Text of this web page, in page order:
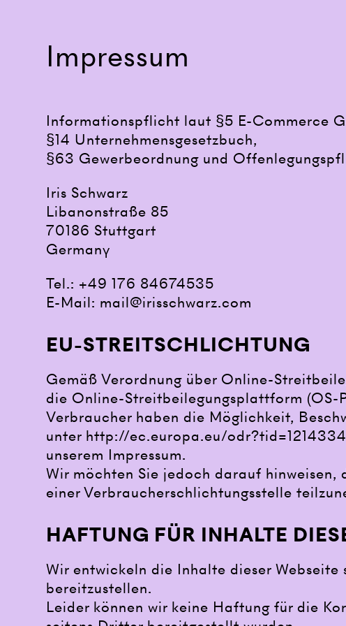
Impressum
Informationspflicht laut §5 E-Commerce
§14 Unternehmensgesetzbuch,
§63 Gewerbeordnung und
Iris Schwarz
Libanonstraße 85
70186 Stuttgart
Germany
Tel.: +49 176 84674535
E-Mail: mail@irisschwarz.com
EU-STREITSCHLICHTUNG
Gemäß Verordnung über Online-
die Online-Streitbeilegungsplattform
Verbraucher haben die Möglichkeit,
unter http://ec.europa.eu/
unserem Impressum.
Wir möchten Sie jedoch darauf
einer Verbraucherschlichtungsstelle
HAFTUNG FÜR INHALTE
Wir entwickeln die Inhalte dieser
bereitzustellen.
Leider können wir keine Haftung für die